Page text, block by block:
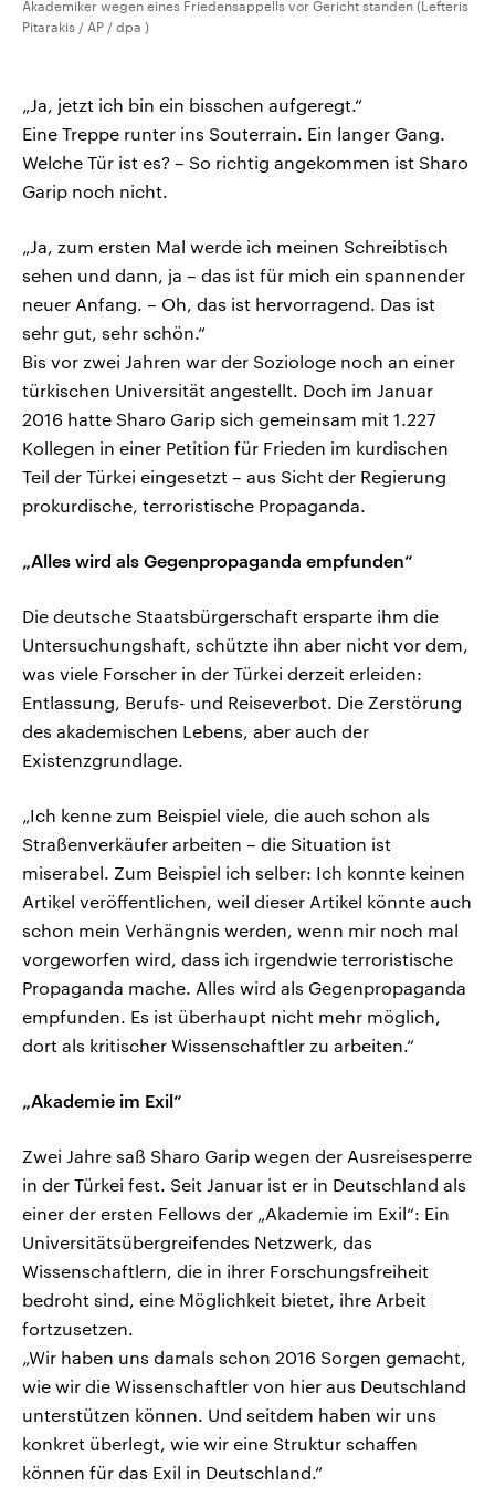
Akademiker wegen eines Friedensappells vor Gericht standen (Lefteris
Pitarakis / AP / dpa )
„Ja, jetzt ich bin ein bisschen aufgeregt.“
Eine Treppe runter ins Souterrain. Ein langer Gang.
Welche Tür ist es? – So richtig angekommen ist Sharo
Garip noch nicht.
„Ja, zum ersten Mal werde ich meinen Schreibtisch
sehen und dann, ja – das ist für mich ein spannender
neuer Anfang. – Oh, das ist hervorragend. Das ist
sehr gut, sehr schön.“
Bis vor zwei Jahren war der Soziologe noch an einer
türkischen Universität angestellt. Doch im Januar
2016 hatte Sharo Garip sich gemeinsam mit 1.227
Kollegen in einer Petition für Frieden im kurdischen
Teil der Türkei eingesetzt – aus Sicht der Regierung
prokurdische, terroristische Propaganda.
„Alles wird als Gegenpropaganda empfunden“
Die deutsche Staatsbürgerschaft ersparte ihm die
Untersuchungshaft, schützte ihn aber nicht vor dem,
was viele Forscher in der Türkei derzeit erleiden:
Entlassung, Berufs- und Reiseverbot. Die Zerstörung
des akademischen Lebens, aber auch der
Existenzgrundlage.
„Ich kenne zum Beispiel viele, die auch schon als
Straßenverkäufer arbeiten – die Situation ist
miserabel. Zum Beispiel ich selber: Ich konnte keinen
Artikel veröffentlichen, weil dieser Artikel könnte auch
schon mein Verhängnis werden, wenn mir noch mal
vorgeworfen wird, dass ich irgendwie terroristische
Propaganda mache. Alles wird als Gegenpropaganda
empfunden. Es ist überhaupt nicht mehr möglich,
dort als kritischer Wissenschaftler zu arbeiten.“
„Akademie im Exil“
Zwei Jahre saß Sharo Garip wegen der Ausreisesperre
in der Türkei fest. Seit Januar ist er in Deutschland als
einer der ersten Fellows der „Akademie im Exil“: Ein
Universitätsübergreifendes Netzwerk, das
Wissenschaftlern, die in ihrer Forschungsfreiheit
bedroht sind, eine Möglichkeit bietet, ihre Arbeit
fortzusetzen.
„Wir haben uns damals schon 2016 Sorgen gemacht,
wie wir die Wissenschaftler von hier aus Deutschland
unterstützen können. Und seitdem haben wir uns
konkret überlegt, wie wir eine Struktur schaffen
können für das Exil in Deutschland.“